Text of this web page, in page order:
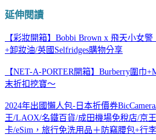
延伸閱讀
【彩妝開箱】Bobbi Brown x 飛天小女
+卸妝油/英國Selfridges購物分享
【NET-A-PORTER開箱】Burberry圍巾
末折扣挖寶～
2024年出國懶人包-日本折價券
王/LAOX/名鐵百貨/成田機場免稅店/京
卡/eSim，旅行免洗用品＋防竊腰包+行